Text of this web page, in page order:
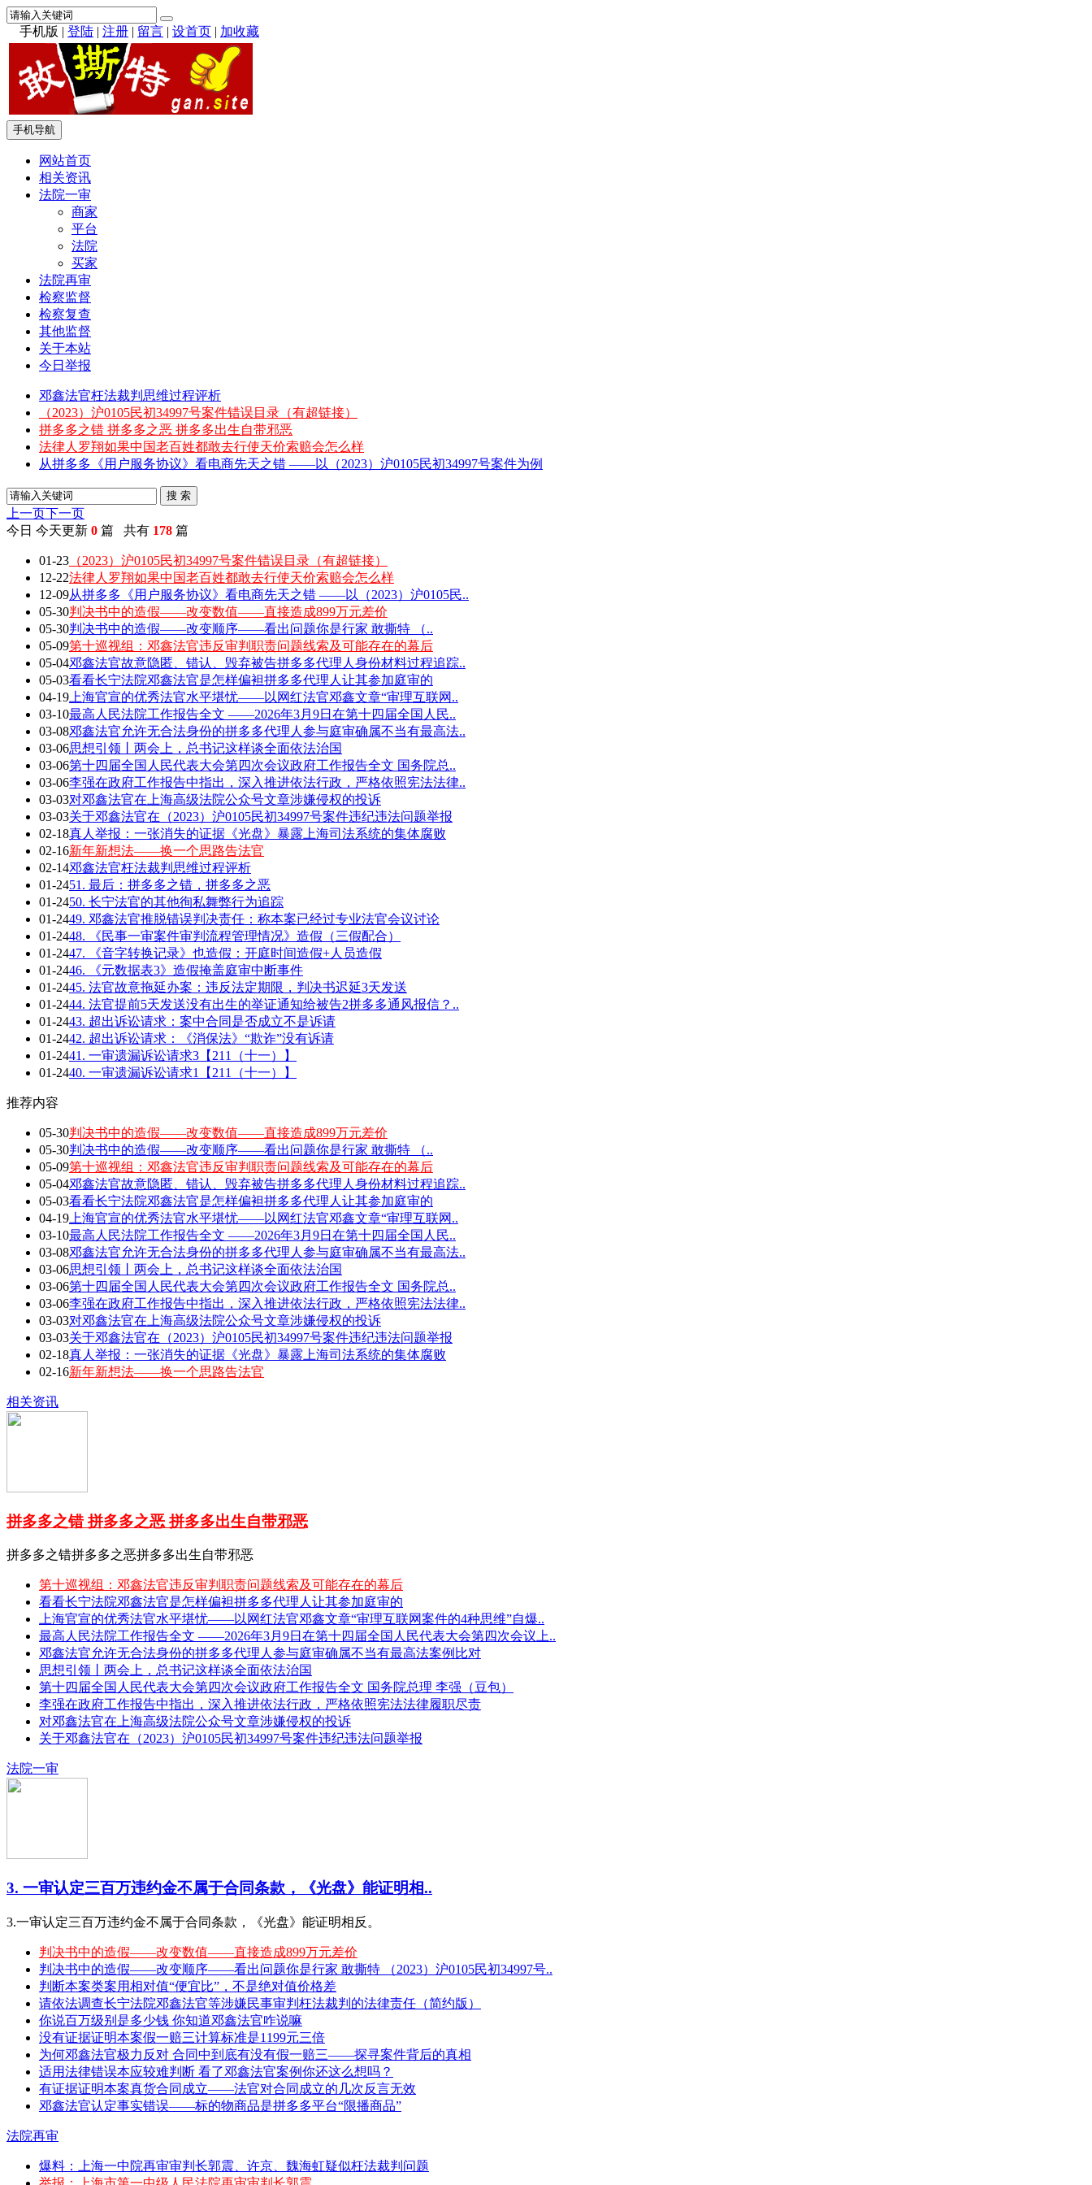
手机版 | 登陆 | 注册 | 留言 | 设首页 | 加收藏
手机导航
网站首页
相关资讯
法院一审
商家
平台
法院
买家
法院再审
检察监督
检察复查
其他监督
关于本站
今日举报
邓鑫法官枉法裁判思维过程评析
（2023）沪0105民初34997号案件错误目录（有超链接）
拼多多之错 拼多多之恶 拼多多出生自带邪恶
法律人罗翔如果中国老百姓都敢去行使天价索赔会怎么样
从拼多多《用户服务协议》看电商先天之错 ——以（2023）沪0105民初34997号案件为例
搜 索
上一页下一页
今日 今天更新 0 篇 共有 178 篇
01-23 （2023）沪0105民初34997号案件错误目录（有超链接）
12-22法律人罗翔如果中国老百姓都敢去行使天价索赔会怎么样
12-09从拼多多《用户服务协议》看电商先天之错 ——以（2023）沪0105民..
05-30判决书中的造假——改变数值——直接造成899万元差价
05-30判决书中的造假——改变顺序——看出问题你是行家 敢撕特 （..
05-09第十巡视组：邓鑫法官违反审判职责问题线索及可能存在的幕后
05-04邓鑫法官故意隐匿、错认、毁弃被告拼多多代理人身份材料过程追踪..
05-03看看长宁法院邓鑫法官是怎样偏袒拼多多代理人让其参加庭审的
04-19 上海官宣的优秀法官水平堪忧——以网红法官邓鑫文章“审理互联网..
03-10最高人民法院工作报告全文 ——2026年3月9日在第十四届全国人民..
03-08邓鑫法官允许无合法身份的拼多多代理人参与庭审确属不当有最高法..
03-06思想引领丨两会上，总书记这样谈全面依法治国
03-06第十四届全国人民代表大会第四次会议政府工作报告全文 国务院总..
03-06李强在政府工作报告中指出，深入推进依法行政，严格依照宪法法律..
03-03对邓鑫法官在上海高级法院公众号文章涉嫌侵权的投诉
03-03关于邓鑫法官在（2023）沪0105民初34997号案件违纪违法问题举报
02-18真人举报：一张消失的证据《光盘》暴露上海司法系统的集体腐败
02-16新年新想法——换一个思路告法官
02-14邓鑫法官枉法裁判思维过程评析
01-2451. 最后：拼多多之错，拼多多之恶
01-2450. 长宁法官的其他徇私舞弊行为追踪
01-2449. 邓鑫法官推脱错误判决责任：称本案已经过专业法官会议讨论
01-2448. 《民事一审案件审判流程管理情况》造假（三假配合）
01-2447. 《音字转换记录》也造假：开庭时间造假+人员造假
01-2446. 《元数据表3》造假掩盖庭审中断事件
01-2445. 法官故意拖延办案：违反法定期限，判决书迟延3天发送
01-2444. 法官提前5天发送没有出生的举证通知给被告2拼多多通风报信？..
01-2443. 超出诉讼请求：案中合同是否成立不是诉请
01-2442. 超出诉讼请求：《消保法》“欺诈”没有诉请
01-2441. 一审遗漏诉讼请求3【211（十一）】
01-2440. 一审遗漏诉讼请求1【211（十一）】
推荐内容
05-30判决书中的造假——改变数值——直接造成899万元差价
05-30判决书中的造假——改变顺序——看出问题你是行家 敢撕特 （..
05-09第十巡视组：邓鑫法官违反审判职责问题线索及可能存在的幕后
05-04邓鑫法官故意隐匿、错认、毁弃被告拼多多代理人身份材料过程追踪..
05-03看看长宁法院邓鑫法官是怎样偏袒拼多多代理人让其参加庭审的
04-19 上海官宣的优秀法官水平堪忧——以网红法官邓鑫文章“审理互联网..
03-10最高人民法院工作报告全文 ——2026年3月9日在第十四届全国人民..
03-08邓鑫法官允许无合法身份的拼多多代理人参与庭审确属不当有最高法..
03-06思想引领丨两会上，总书记这样谈全面依法治国
03-06第十四届全国人民代表大会第四次会议政府工作报告全文 国务院总..
03-06李强在政府工作报告中指出，深入推进依法行政，严格依照宪法法律..
03-03对邓鑫法官在上海高级法院公众号文章涉嫌侵权的投诉
03-03关于邓鑫法官在（2023）沪0105民初34997号案件违纪违法问题举报
02-18真人举报：一张消失的证据《光盘》暴露上海司法系统的集体腐败
02-16新年新想法——换一个思路告法官
相关资讯
拼多多之错 拼多多之恶 拼多多出生自带邪恶
拼多多之错拼多多之恶拼多多出生自带邪恶
第十巡视组：邓鑫法官违反审判职责问题线索及可能存在的幕后
看看长宁法院邓鑫法官是怎样偏袒拼多多代理人让其参加庭审的
上海官宣的优秀法官水平堪忧——以网红法官邓鑫文章“审理互联网案件的4种思维”自爆..
最高人民法院工作报告全文 ——2026年3月9日在第十四届全国人民代表大会第四次会议上..
邓鑫法官允许无合法身份的拼多多代理人参与庭审确属不当有最高法案例比对
思想引领丨两会上，总书记这样谈全面依法治国
第十四届全国人民代表大会第四次会议政府工作报告全文 国务院总理 李强（豆包）
李强在政府工作报告中指出，深入推进依法行政，严格依照宪法法律履职尽责
对邓鑫法官在上海高级法院公众号文章涉嫌侵权的投诉
关于邓鑫法官在（2023）沪0105民初34997号案件违纪违法问题举报
法院一审
3. 一审认定三百万违约金不属于合同条款，《光盘》能证明相..
3.一审认定三百万违约金不属于合同条款，《光盘》能证明相反。
判决书中的造假——改变数值——直接造成899万元差价
判决书中的造假——改变顺序——看出问题你是行家 敢撕特 （2023）沪0105民初34997号..
判断本案类案用相对值“便宜比”，不是绝对值价格差
请依法调查长宁法院邓鑫法官等涉嫌民事审判枉法裁判的法律责任（简约版）
你说百万级别是多少钱 你知道邓鑫法官咋说嘛
没有证据证明本案假一赔三计算标准是1199元三倍
为何邓鑫法官极力反对 合同中到底有没有假一赔三——探寻案件背后的真相
适用法律错误本应较难判断 看了邓鑫法官案例你还这么想吗？
有证据证明本案真货合同成立——法官对合同成立的几次反言无效
邓鑫法官认定事实错误——标的物商品是拼多多平台“限播商品”
法院再审
爆料：上海一中院再审审判长郭震、许京、魏海虹疑似枉法裁判问题